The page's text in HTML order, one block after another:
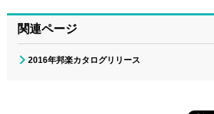
関連ページ
2016年邦楽カタログリリース